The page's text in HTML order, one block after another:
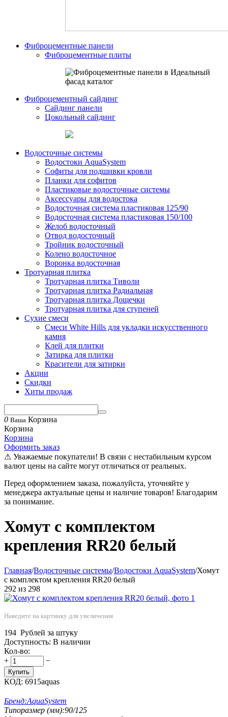
Фиброцементные панели
Фиброцементные плиты
Фиброцементный сайдинг
Сайдинг панели
Цокольный сайдинг
Водосточные системы
Водостоки AquaSystem
Софиты для подшивки кровли
Планки для софитов
Пластиковые водосточные системы
Аксессуары для водостока
Водосточная система пластиковая 125/90
Водосточная система пластиковая 150/100
Желоб водосточный
Отвод водосточный
Тройник водосточный
Колено водосточное
Воронка водосточная
Тротуарная плитка
Тротуарная плитка Тиволи
Тротуарная плитка Радиальная
Тротуарная плитка Дощечки
Тротуарная плитка для ступеней
Сухие смеси
Смеси White Hills для укладки искусственного
камня
Клей для плитки
Затирка для плитки
Красители для затирки
Акции
Скидки
Хиты продаж
0 Ваша Корзина
Корзина
Корзина
Оформить заказ
⚠ Уважаемые покупатели! В связи с нестабильным курсом
валют цены на сайте могут отличаться от реальных.
Перед оформлением заказа, пожалуйста, уточняйте у
менеджера актуальные цены и наличие товаров! Благодарим
за понимание.
Хомут с комплектом
крепления RR20 белый
Главная/Водосточные системы/Водостоки AquaSystem/Хомут
с комплектом крепления RR20 белый
292 из 298
Наведите на картинку для увеличения
194 Рублей за штуку
Доступность: В наличии
Кол-во:
+
−
Купить
КОД: 6915aquas
Бренд:AquaSystem
Типоразмер (мм):90/125